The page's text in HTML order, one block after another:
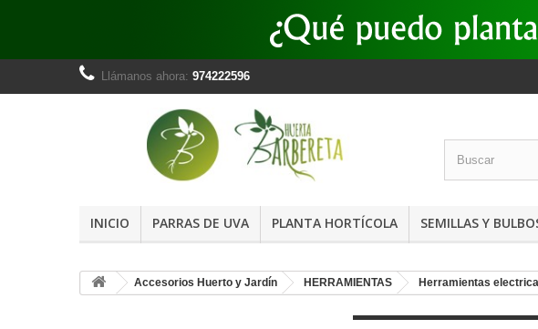
Llámanos ahora: 974222596
INICIO PARRAS DE UVA PLANTA HORTÍCOLA SEMILLAS Y
Accesorios Huerto y Jardín HERRAMIENTAS Herramientas